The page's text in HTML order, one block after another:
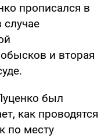
прописался в
случае
и вторая
был
как проводятся
по месту